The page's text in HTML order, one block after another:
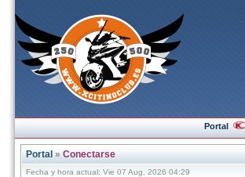
Portal
Portal » Conectarse
Fecha y hora actual: Vie 07 Aug, 2026 04:29